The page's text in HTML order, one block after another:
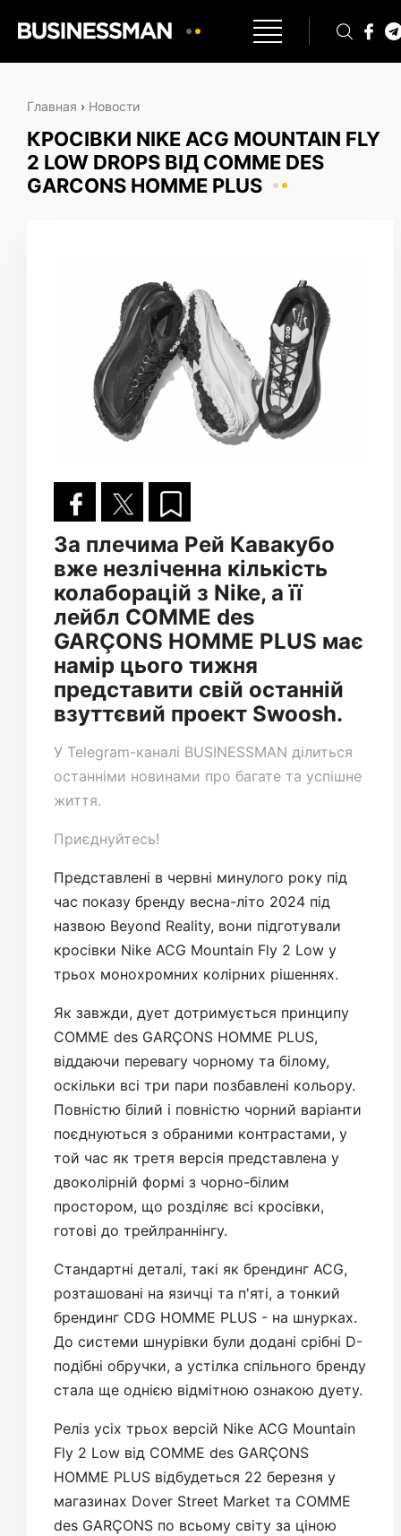
Главная › Новости
КРОСІВКИ NIKE ACG MOUNTAIN FLY
2 LOW DROPS ВІД COMME DES
GARCONS HOMME PLUS
За плечима Рей Кавакубо
вже незліченна кількість
колаборацій з Nike, а її
лейбл COMME des
GARÇONS HOMME PLUS має
намір цього тижня
представити свій останній
взуттєвий проект Swoosh.
У Telegram-каналі BUSINESSMAN ділиться
останніми новинами про багате та успішне
життя.
Приєднуйтесь!
Представлені в червні минулого року під
час показу бренду весна-літо 2024 під
назвою Beyond Reality, вони підготували
кросівки Nike ACG Mountain Fly 2 Low у
трьох монохромних колірних рішеннях.
Як завжди, дует дотримується принципу
COMME des GARÇONS HOMME PLUS,
віддаючи перевагу чорному та білому,
оскільки всі три пари позбавлені кольору.
Повністю білий і повністю чорний варіанти
поєднуються з обраними контрастами, у
той час як третя версія представлена у
двоколірній формі з чорно-білим
простором, що розділяє всі кросівки,
готові до трейлраннінгу.
Стандартні деталі, такі як брендинг ACG,
розташовані на язичці та п'яті, а тонкий
брендинг CDG HOMME PLUS - на шнурках.
До системи шнурівки були додані срібні D-
подібні обручки, а устілка спільного бренду
стала ще однією відмітною ознакою дуету.
Реліз усіх трьох версій Nike ACG Mountain
Fly 2 Low від COMME des GARÇONS
HOMME PLUS відбудеться 22 березня у
магазинах Dover Street Market та COMME
des GARÇONS по всьому світу за ціною